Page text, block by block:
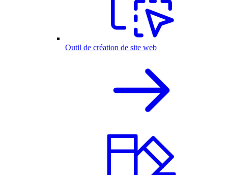
Outil de création de site web